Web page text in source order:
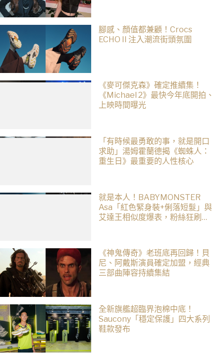
腳感、顏值都兼顧！Crocs
ECHO II 注入潮流街頭氛圍
《麥可傑克森》確定推續集！
《Michael 2》最快今年底開拍、
上映時間曝光
「有時候最勇敢的事，就是開口
求助」湯姆霍蘭德揭《蜘蛛人：
重生日》最重要的人性核心
就是本人！BABYMONSTER
Asa「紅色緊身裝+俐落短髮」與
艾達王相似度爆表，粉絲狂刷
《神鬼傳奇》老班底再回歸！貝
尼、阿戴斯演員確定加盟，經典
三部曲陣容持續集結
全新旗艦超臨界泡棉中底！
Saucony「穩定保護」四大系列
鞋款發布